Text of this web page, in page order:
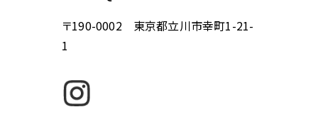
〒190-0002 東京都立川市幸町1-21-
1